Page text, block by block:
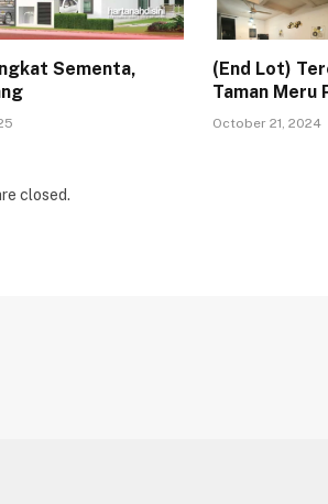
Sementa,
(End Lot)
Taman Meru
October 21, 2024
closed.